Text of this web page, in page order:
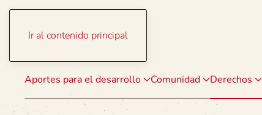
Ir al contenido principal
Aportes para el desarrollo Comunidad Derechos